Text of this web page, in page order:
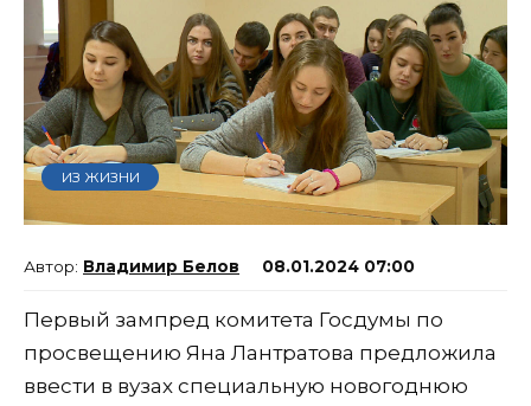
ИЗ ЖИЗНИ
Владимир Белов 08.01.2024 07:00
Первый зампред комитета Госдумы по
просвещению Яна Лантратова предложила
ввести в вузах специальную новогоднюю